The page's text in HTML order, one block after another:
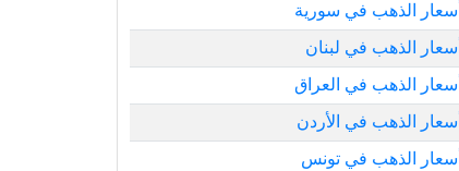
أسعار الذهب في سورية
أسعار الذهب في لبنان
أسعار الذهب في العراق
أسعار الذهب في الأردن
أسعار الذهب في تونس